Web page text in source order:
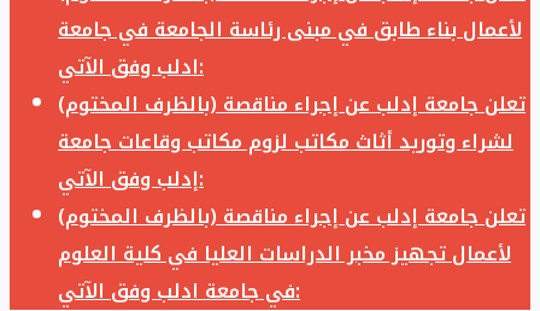
لأعمال بناء طابق في مبنى رئاسة الجامعة في جامعة
ادلب وفق الآتي:
تعلن جامعة إدلب عن إجراء مناقصة (بالظرف المختوم)
لشراء وتوريد أثاث مكاتب لزوم مكاتب وقاعات جامعة
إدلب وفق الآتي:
تعلن جامعة إدلب عن إجراء مناقصة (بالظرف المختوم)
لأعمال تجهيز مخبر الدراسات العليا في كلية العلوم
في جامعة ادلب وفق الآتي: